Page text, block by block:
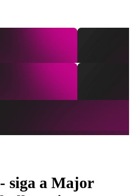
siga a Major